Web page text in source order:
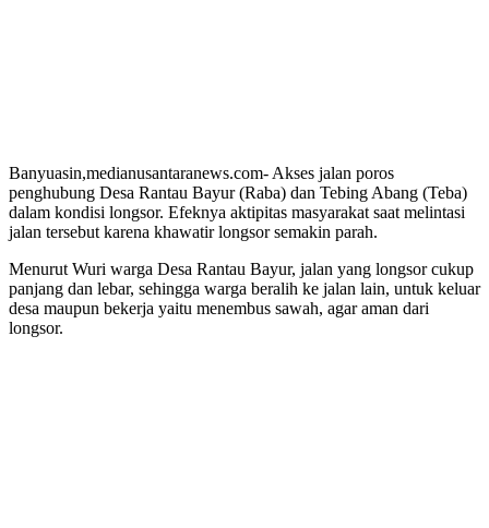
Banyuasin,medianusantaranews.com- Akses jalan poros
penghubung Desa Rantau Bayur (Raba) dan Tebing Abang (Teba)
dalam kondisi longsor. Efeknya aktipitas masyarakat saat melintasi
jalan tersebut karena khawatir longsor semakin parah.
Menurut Wuri warga Desa Rantau Bayur, jalan yang longsor cukup
panjang dan lebar, sehingga warga beralih ke jalan lain, untuk keluar
desa maupun bekerja yaitu menembus sawah, agar aman dari
longsor.